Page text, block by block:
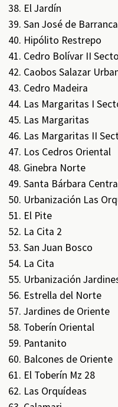
El Jardín
San José de
Hipólito Restrepo
Cedro Bolívar II
Caobos Salazar
Cedro Madeira
Las Margaritas I
Las Margaritas
Las Margaritas II
Los Cedros Oriental
Ginebra Norte
Santa Bárbara
Urbanización Las
El Pite
La Cita 2
San Juan Bosco
La Cita
Urbanización
Estrella del Norte
Jardines de Oriente
Toberín Oriental
Pantanito
Balcones de Oriente
El Toberín Mz 28
Las Orquídeas